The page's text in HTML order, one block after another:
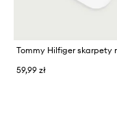
59,99 zł